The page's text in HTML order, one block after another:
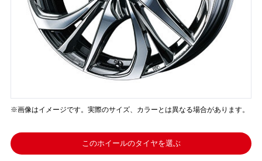
※画像はイメージです。実際のサイズ、カラーとは異なる場合があります。
このホイールのタイヤを選ぶ